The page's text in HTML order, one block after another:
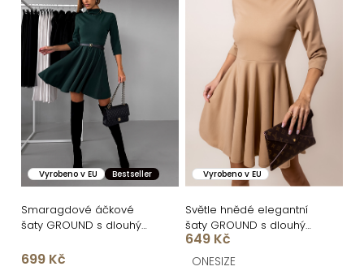
Vyrobeno v EU Bestseller
Smaragdové áčkové
šaty GROUND s dlouhým
699 Kč
Vyrobeno v EU
Světle hnědé elegantní
šaty GROUND s dlouhým
rukávem
649 Kč
ONESIZE